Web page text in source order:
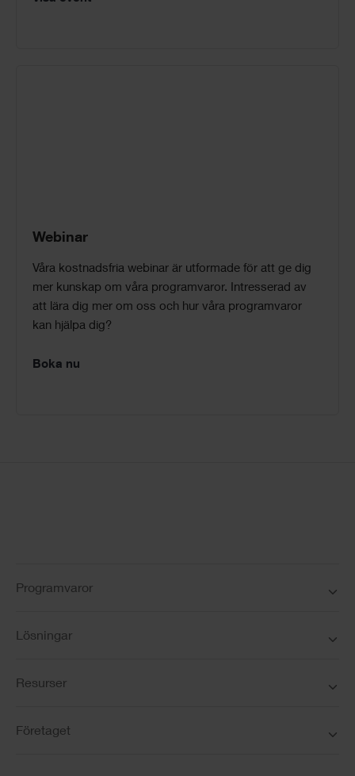
Webinar
Våra kostnadsfria webinar är utformade för att ge dig
mer kunskap om våra programvaror. Intresserad av
att lära dig mer om oss och hur våra programvaror
kan hjälpa dig?
Boka nu
Programvaror
Lösningar
Resurser
Företaget